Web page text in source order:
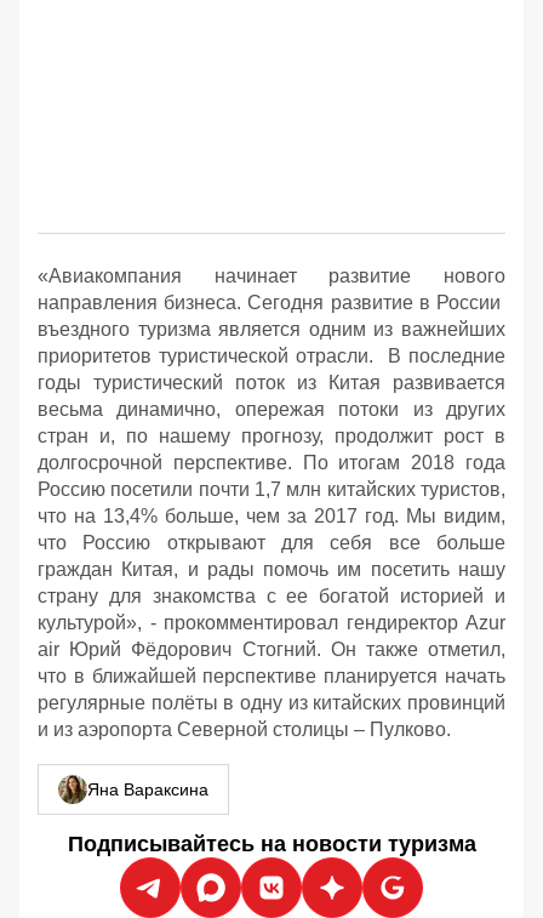
«Авиакомпания начинает развитие нового
направления бизнеса. Сегодня развитие в России
въездного туризма является одним из важнейших
приоритетов туристической отрасли. В последние
годы туристический поток из Китая развивается
весьма динамично, опережая потоки из других
стран и, по нашему прогнозу, продолжит рост в
долгосрочной перспективе. По итогам 2018 года
Россию посетили почти 1,7 млн китайских туристов,
что на 13,4% больше, чем за 2017 год. Мы видим,
что Россию открывают для себя все больше
граждан Китая, и рады помочь им посетить нашу
страну для знакомства с ее богатой историей и
культурой», - прокомментировал гендиректор Azur
air Юрий Фёдорович Стогний. Он также отметил,
что в ближайшей перспективе планируется начать
регулярные полёты в одну из китайских провинций
и из аэропорта Северной столицы – Пулково.
Яна Вараксина
Подписывайтесь на новости туризма